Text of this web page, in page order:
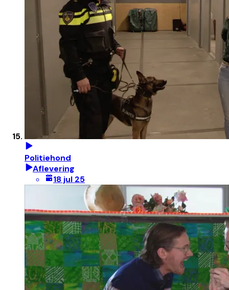
Politiehond
Aflevering
18 jul 25